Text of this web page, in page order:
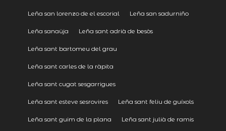
Leña san lorenzo de el escorial Leña san sadurniño
Leña sanaüja Leña sant adrià de besòs
Leña sant bartomeu del grau
Leña sant carles de la ràpita
Leña sant cugat sesgarrigues
Leña sant esteve sesrovires Leña sant feliu de guíxols
Leña sant guim de la plana Leña sant julià de ramis